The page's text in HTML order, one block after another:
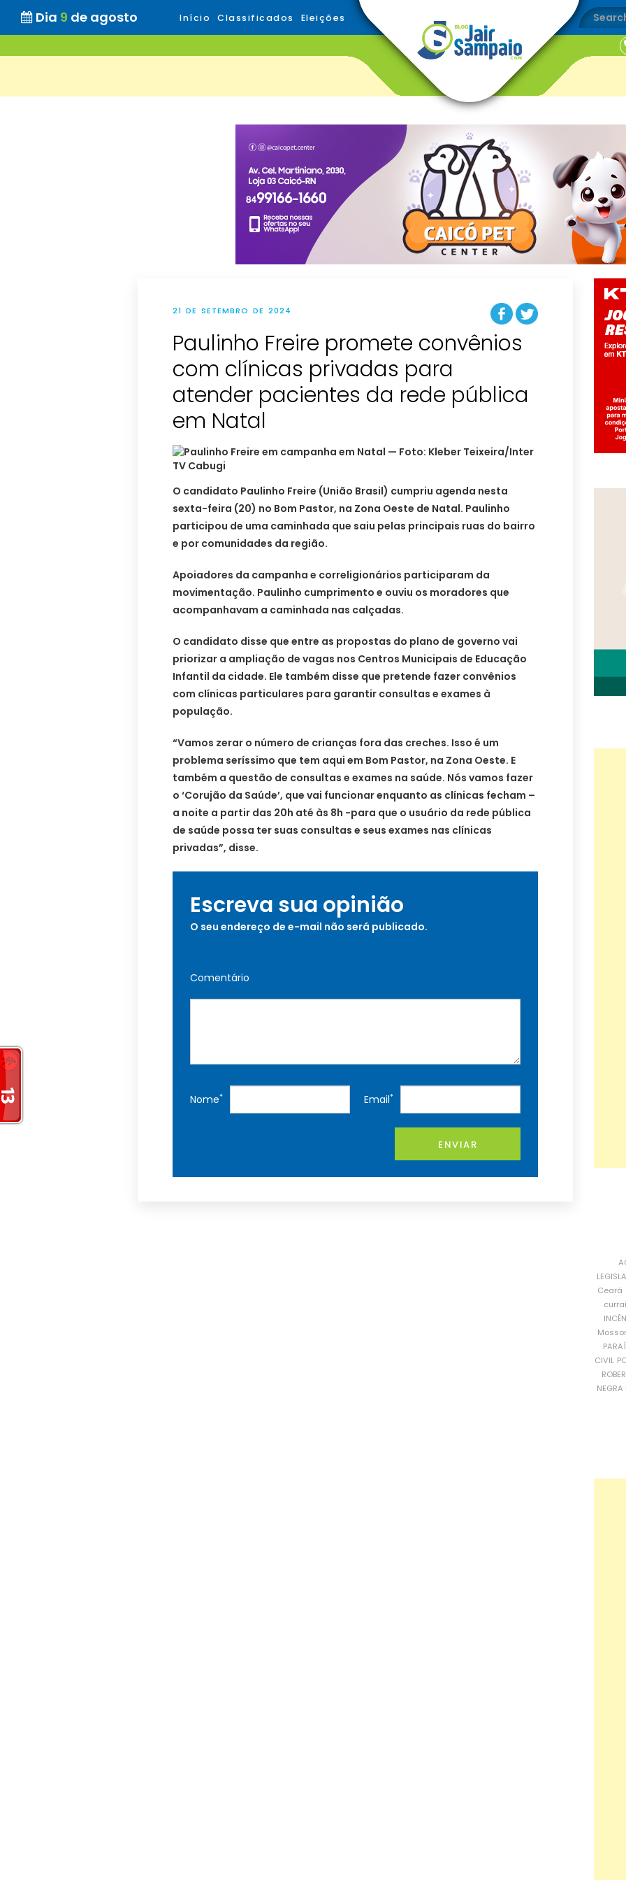
Dia 9 de agosto Início Classificados Eleições
21 DE SETEMBRO DE 2024
Paulinho Freire promete convênios
com clínicas privadas para
atender pacientes da rede pública
em Natal
O candidato Paulinho Freire (União Brasil) cumpriu agenda nesta
sexta-feira (20) no Bom Pastor, na Zona Oeste de Natal. Paulinho
participou de uma caminhada que saiu pelas principais ruas do bairro
e por comunidades da região.
Apoiadores da campanha e correligionários participaram da
movimentação. Paulinho cumprimento e ouviu os moradores que
acompanhavam a caminhada nas calçadas.
O candidato disse que entre as propostas do plano de governo vai
priorizar a ampliação de vagas nos Centros Municipais de Educação
Infantil da cidade. Ele também disse que pretende fazer convênios
com clínicas particulares para garantir consultas e exames à
população.
“Vamos zerar o número de crianças fora das creches. Isso é um
problema seríssimo que tem aqui em Bom Pastor, na Zona Oeste. E
também a questão de consultas e exames na saúde. Nós vamos fazer
o ‘Corujão da Saúde’, que vai funcionar enquanto as clínicas fecham –
a noite a partir das 20h até às 8h -para que o usuário da rede pública
de saúde possa ter suas consultas e seus exames nas clínicas
privadas”, disse.
Escreva sua opinião
O seu endereço de e-mail não será publicado.
Comentário
Nome* Email*
ENVIAR
Ceará
CIVIL
NEGRA